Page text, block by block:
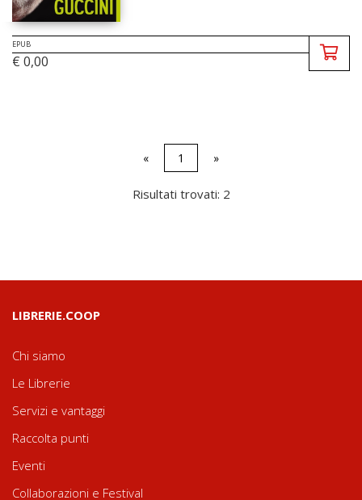
EPUB
€ 0,00
« 1 »
Risultati trovati: 2
LIBRERIE.COOP
Chi siamo
Le Librerie
Servizi e vantaggi
Raccolta punti
Eventi
Collaborazioni e Festival